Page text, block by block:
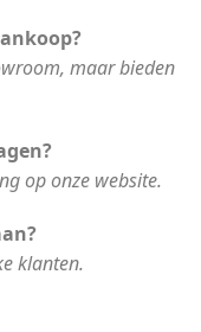
maar bieden
op onze website.
klanten.